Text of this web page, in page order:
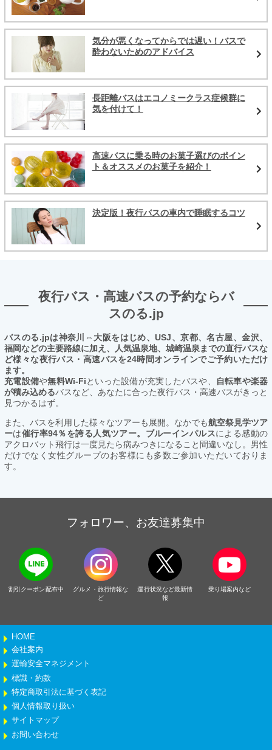
気分が悪くなってからでは遅い！バスで
酔わないためのアドバイス
長距離バスはエコノミークラス症候群に
気を付けて！
高速バスに乗る時のお菓子選びのポイン
ト＆オススメのお菓子を紹介！
決定版！夜行バスの車内で睡眠するコツ
夜行バス・高速バスの予約ならバ
スのる.jp
バスのる.jpは神奈川⇔大阪をはじめ、USJ、京都、名古屋、金沢、
福岡などの主要路線に加え、人気温泉地、城崎温泉までの直行バスな
ど様々な夜行バス・高速バスを24時間オンラインでご予約いただけ
ます。
充電設備や無料Wi-Fiといった設備が充実したバスや、
自転車や楽器
が積み込めるバスなど、あなたに合った夜行バス・高速バスがきっと
見つかるはず。
また、バスを利用した様々なツアーも展開。なかでも航空祭見学ツア
ーは催行率94％を誇る人気ツアー。ブルーインパルスによる感動の
アクロバット飛行は一度見たら病みつきになること間違いなし。男性
だけでなく女性グループのお客様にも多数ご参加いただいておりま
す。
フォロワー、お友達募集中
割引クーポン配布中
グルメ・旅行情報な
ど
運行状況など最新情
報
乗り場案内など
HOME
会社案内
運輸安全マネジメント
標識・約款
特定商取引法に基づく表記
個人情報取り扱い
サイトマップ
お問い合わせ